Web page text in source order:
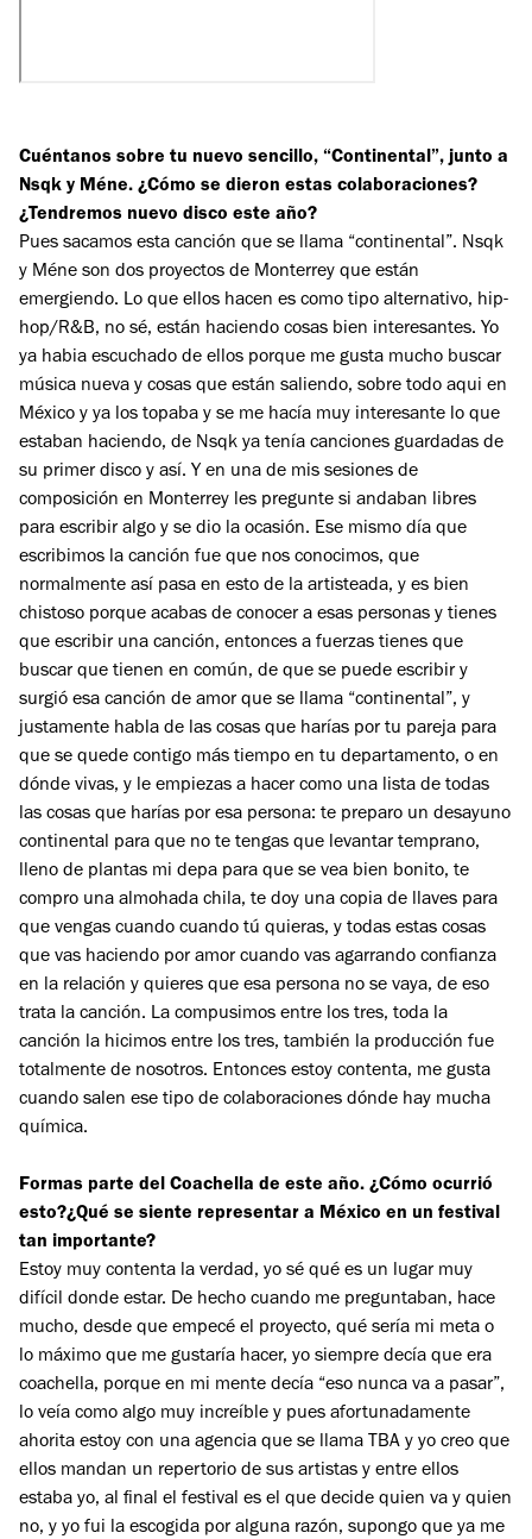
Cuéntanos sobre tu nuevo sencillo, “Continental”, junto a
Nsqk y Méne. ¿Cómo se dieron estas colaboraciones?
¿Tendremos nuevo disco este año?
Pues sacamos esta canción que se llama “continental”. Nsqk
y Méne son dos proyectos de Monterrey que están
emergiendo. Lo que ellos hacen es como tipo alternativo, hip-
hop/R&B, no sé, están haciendo cosas bien interesantes. Yo
ya habia escuchado de ellos porque me gusta mucho buscar
música nueva y cosas que están saliendo, sobre todo aqui en
México y ya los topaba y se me hacía muy interesante lo que
estaban haciendo, de Nsqk ya tenía canciones guardadas de
su primer disco y así. Y en una de mis sesiones de
composición en Monterrey les pregunte si andaban libres
para escribir algo y se dio la ocasión. Ese mismo día que
escribimos la canción fue que nos conocimos, que
normalmente así pasa en esto de la artisteada, y es bien
chistoso porque acabas de conocer a esas personas y tienes
que escribir una canción, entonces a fuerzas tienes que
buscar que tienen en común, de que se puede escribir y
surgió esa canción de amor que se llama “continental”, y
justamente habla de las cosas que harías por tu pareja para
que se quede contigo más tiempo en tu departamento, o en
dónde vivas, y le empiezas a hacer como una lista de todas
las cosas que harías por esa persona: te preparo un desayuno
continental para que no te tengas que levantar temprano,
lleno de plantas mi depa para que se vea bien bonito, te
compro una almohada chila, te doy una copia de llaves para
que vengas cuando cuando tú quieras, y todas estas cosas
que vas haciendo por amor cuando vas agarrando confianza
en la relación y quieres que esa persona no se vaya, de eso
trata la canción. La compusimos entre los tres, toda la
canción la hicimos entre los tres, también la producción fue
totalmente de nosotros. Entonces estoy contenta, me gusta
cuando salen ese tipo de colaboraciones dónde hay mucha
química.
Formas parte del Coachella de este año. ¿Cómo ocurrió
esto?¿Qué se siente representar a México en un festival
tan importante?
Estoy muy contenta la verdad, yo sé qué es un lugar muy
difícil donde estar. De hecho cuando me preguntaban, hace
mucho, desde que empecé el proyecto, qué sería mi meta o
lo máximo que me gustaría hacer, yo siempre decía que era
coachella, porque en mi mente decía “eso nunca va a pasar”,
lo veía como algo muy increíble y pues afortunadamente
ahorita estoy con una agencia que se llama TBA y yo creo que
ellos mandan un repertorio de sus artistas y entre ellos
estaba yo, al final el festival es el que decide quien va y quien
no, y yo fui la escogida por alguna razón, supongo que ya me